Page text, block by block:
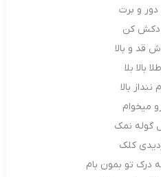
و برت
دکش کن
قد و بالا
بالا بلا
ننداز بالا
میخوام
گوله نمک
کلک
درک تو بمون بام